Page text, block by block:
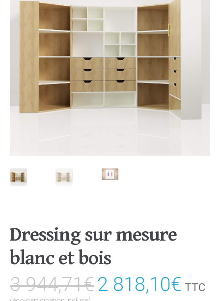
Dressing sur mesure
blanc et bois
3 944,71€Le
2 818,10€Le
TTC